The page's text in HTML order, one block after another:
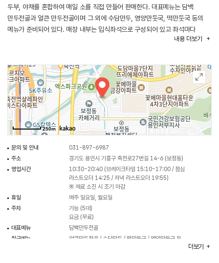
두부, 야채를 혼합하여 매일 소를 직접 만들어 판매한다. 대표메뉴는 담백
만두전골과 얼큰 만두전골이며 그 외에 수담만두, 영양만둣국, 떡만둣국 등의
메뉴가 준비되어 있다. 매장 내부는 입식좌석으로 구성되어 있고 좌석마다
내용 더보기
250m
문의 및 안내
031-897-6987
주소
경기도 용인시 기흥구 죽전로27번길 14-6 (보정동)
영업시간
10:30~20:40 (브레이크타임 15:10~17:00 / 점심
라스트오더 14:25 / 저녁 라스트오더 19:55)
※ 재료 소진 시 조기 마감
휴일
매주 일요일, 월요일
주차
가능 (5대)
요금 (무료)
대표메뉴
담백만두전골
취급메뉴
얼큰만두전골 / 수담만두 / 떡만둣국 / 영양만둣국 등
더보기